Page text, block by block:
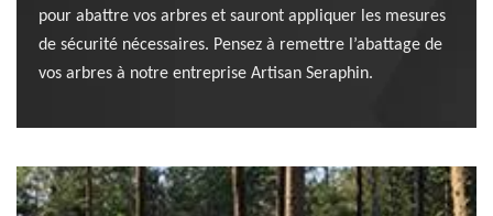
pour abattre vos arbres et sauront appliquer les mesures
de sécurité nécessaires. Pensez à remettre l’abattage de
vos arbres à notre entreprise Artisan Seraphin.